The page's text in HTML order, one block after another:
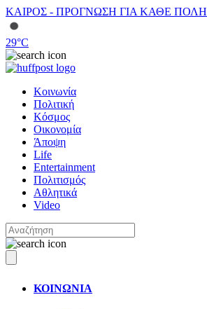
ΚΑΙΡΟΣ - ΠΡΟΓΝΩΣΗ ΓΙΑ ΚΑΘΕ ΠΟΛΗ
29°C
Κοινωνία
Πολιτική
Κόσμος
Οικονομία
Άποψη
Life
Entertainment
Πολιτισμός
Αθλητικά
Video
ΚΟΙΝΩΝΙΑ